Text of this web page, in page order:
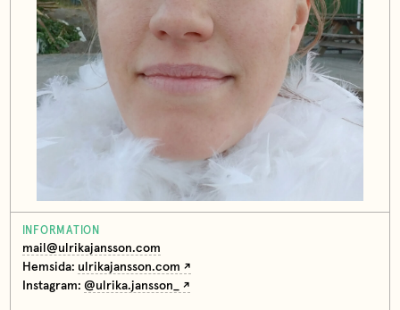
INFORMATION
mail@ulrikajansson.com
Hemsida: ulrikajansson.com
Instagram: @ulrika.jansson_